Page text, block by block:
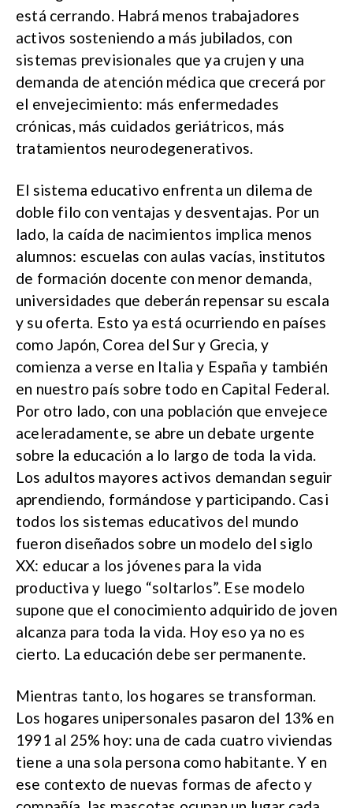
está cerrando. Habrá menos trabajadores
activos sosteniendo a más jubilados, con
sistemas previsionales que ya crujen y una
demanda de atención médica que crecerá por
el envejecimiento: más enfermedades
crónicas, más cuidados geriátricos, más
tratamientos neurodegenerativos.
El sistema educativo enfrenta un dilema de
doble filo con ventajas y desventajas. Por un
lado, la caída de nacimientos implica menos
alumnos: escuelas con aulas vacías, institutos
de formación docente con menor demanda,
universidades que deberán repensar su escala
y su oferta. Esto ya está ocurriendo en países
como Japón, Corea del Sur y Grecia, y
comienza a verse en Italia y España y también
en nuestro país sobre todo en Capital Federal.
Por otro lado, con una población que envejece
aceleradamente, se abre un debate urgente
sobre la educación a lo largo de toda la vida.
Los adultos mayores activos demandan seguir
aprendiendo, formándose y participando. Casi
todos los sistemas educativos del mundo
fueron diseñados sobre un modelo del siglo
XX: educar a los jóvenes para la vida
productiva y luego “soltarlos”. Ese modelo
supone que el conocimiento adquirido de joven
alcanza para toda la vida. Hoy eso ya no es
cierto. La educación debe ser permanente.
Mientras tanto, los hogares se transforman.
Los hogares unipersonales pasaron del 13% en
1991 al 25% hoy: una de cada cuatro viviendas
tiene a una sola persona como habitante. Y en
ese contexto de nuevas formas de afecto y